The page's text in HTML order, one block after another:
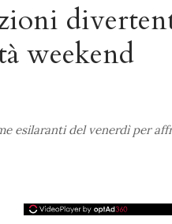
weekend
esilaranti del venerdì per